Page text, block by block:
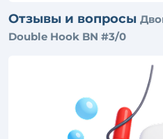
Отзывы и вопросы
Double Hook BN #3/0